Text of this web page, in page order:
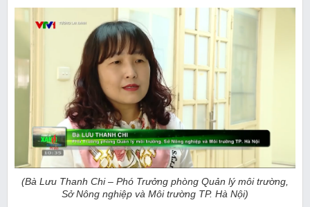
(Bà Lưu Thanh Chi – Phó Trưởng phòng Quản lý môi trường,
Sở Nông nghiệp và Môi trường TP. Hà Nội)